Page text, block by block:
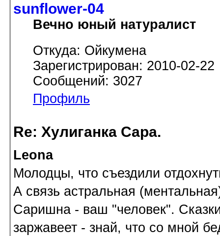
sunflower-04
Вечно юный натуралист
Откуда: Ойкумена
Зарегистрирован: 2010-02-22
Сообщений: 3027
Профиль
Re: Хулиганка Сара.
Leona
Молодцы, что съездили
А связь астральная
Саришна - ваш "человек".
заржавеет - знай, что со мной